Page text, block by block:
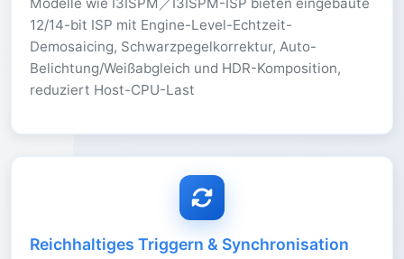
12/14-bit ISP mit Engine-Level-Echtzeit-
Demosaicing, Schwarzpegelkorrektur, Auto-
Belichtung/Weißabgleich und HDR-Komposition,
reduziert Host-CPU-Last
Reichhaltiges Triggern & Synchronisation